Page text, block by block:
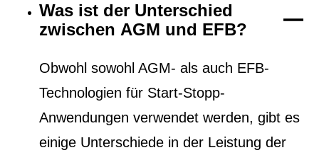
Was ist der Unterschied
zwischen AGM und EFB?
Obwohl sowohl AGM- als auch EFB-
Technologien für Start-Stopp-
Anwendungen verwendet werden, gibt es
einige Unterschiede in der Leistung der